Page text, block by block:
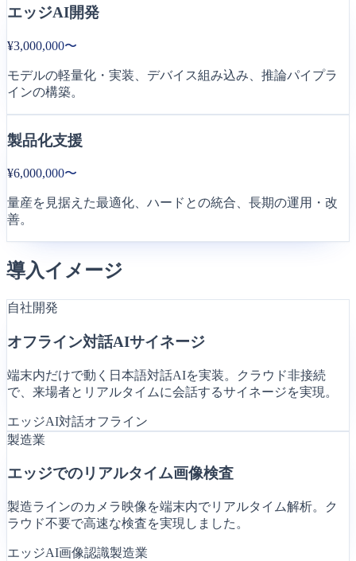
エッジAI開発
¥3,000,000〜
モデルの軽量化・実装、デバイス組み込み、推論パイプラ
インの構築。
製品化支援
¥6,000,000〜
量産を見据えた最適化、ハードとの統合、長期の運用・改
善。
導入イメージ
自社開発
オフライン対話AIサイネージ
端末内だけで動く日本語対話AIを実装。クラウド非接続
で、来場者とリアルタイムに会話するサイネージを実現。
エッジAI対話オフライン
製造業
エッジでのリアルタイム画像検査
製造ラインのカメラ映像を端末内でリアルタイム解析。ク
ラウド不要で高速な検査を実現しました。
エッジAI画像認識製造業